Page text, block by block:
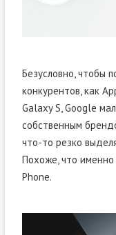
Безусловно, чтобы
конкурентов, как
Galaxy S, Google
собственным
что-то резко
Похоже, что
Phone.